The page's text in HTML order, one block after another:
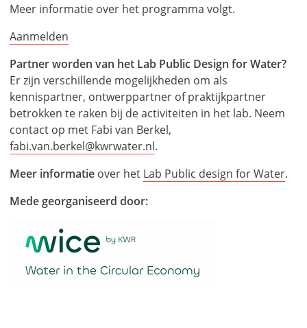
Meer informatie over het programma volgt.
Aanmelden
Partner worden van het Lab Public Design for Water?
Er zijn verschillende mogelijkheden om als
kennispartner, ontwerppartner of praktijkpartner
betrokken te raken bij de activiteiten in het lab. Neem
contact op met Fabi van Berkel,
fabi.van.berkel@kwrwater.nl.
Meer informatie over het Lab Public design for Water.
Mede georganiseerd door: